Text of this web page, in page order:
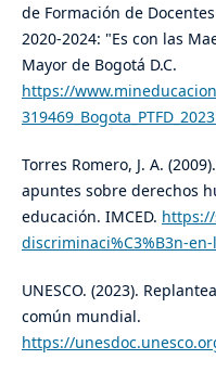
de Formación de
2020-2024: "Es con las
Mayor de Bogotá D.C.
https://
​Torres Romero, J. A.
apuntes sobre derechos
educación. IMCED.
discriminaci%C3%B3n-
​UNESCO. (2023).
común mundial.
https://